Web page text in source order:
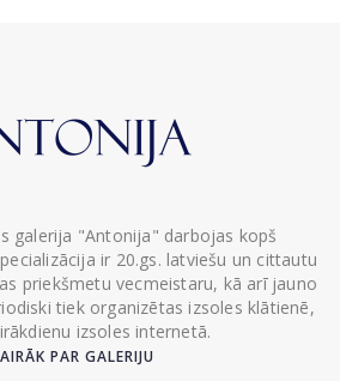
galerija "Antonija" darbojas kopš
ir 20.gs. latviešu un cittautu
priekšmetu vecmeistaru, kā arī jauno
tiek organizētas izsoles klātienē,
izsoles internetā.
PAR GALERIJU